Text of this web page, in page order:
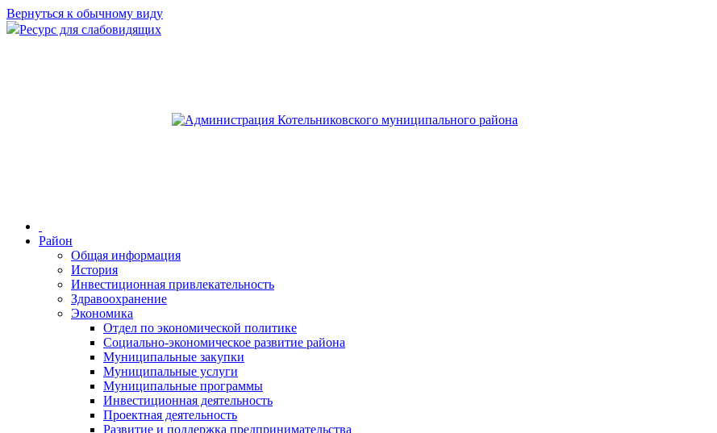
Вернуться к обычному виду
Ресурс для слабовидящих
Район
Общая информация
История
Инвестиционная привлекательность
Здравоохранение
Экономика
Отдел по экономической политике
Социально-экономическое развитие района
Муниципальные закупки
Муниципальные услуги
Муниципальные программы
Инвестиционная деятельность
Проектная деятельность
Развитие и поддержка предпринимательства